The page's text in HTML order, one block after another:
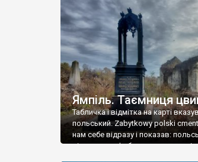
різноманітних форм хрестів. Село
Ямпіль. Таємниця
Табличка і відмітка на карті
польський. Zabytkowy polski
нам себе відразу і показав:
віднести до фабричних, польські